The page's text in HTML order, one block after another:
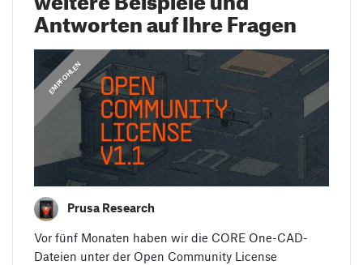
Antworten auf Ihre Fragen
ANLEITUNGEN
EMPFOHLEN
Prusa Research
Vor fünf Monaten haben wir die CORE One-CAD-
Dateien unter der Open Community License